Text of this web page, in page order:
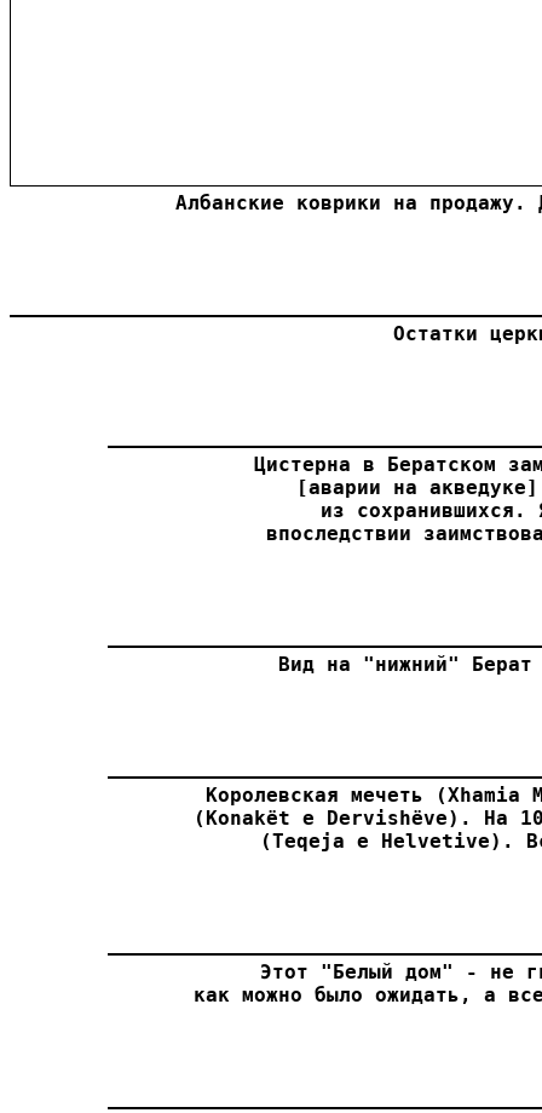
Албанские коврики на
Остатки
Цистерна в Бератском
[аварии на
из сохранившихся.
впоследствии
Вид на "нижний"
Королевская мечеть
(Konakёt e Dervishёve). На
(Teqeja e Helvetive).
Этот "Белый дом" - не
как можно было ожидать, а